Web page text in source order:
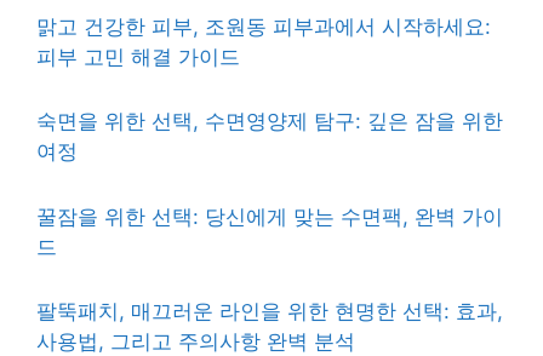
맑고 건강한 피부, 조원동 피부과에서 시작하세요:
피부 고민 해결 가이드
숙면을 위한 선택, 수면영양제 탐구: 깊은 잠을 위한
여정
꿀잠을 위한 선택: 당신에게 맞는 수면팩, 완벽 가이
드
팔뚝패치, 매끄러운 라인을 위한 현명한 선택: 효과,
사용법, 그리고 주의사항 완벽 분석